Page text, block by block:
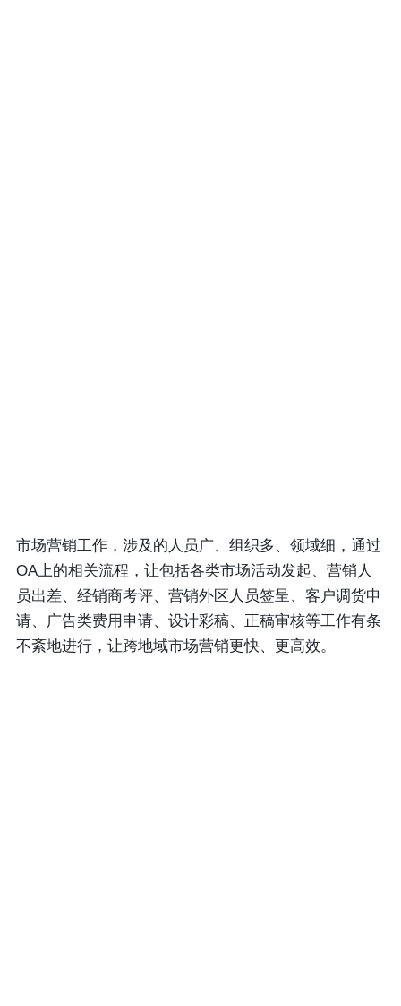
市场营销工作，涉及的人员广、组织多、领域细，通过
OA上的相关流程，让包括各类市场活动发起、营销人
员出差、经销商考评、营销外区人员签呈、客户调货申
请、广告类费用申请、设计彩稿、正稿审核等工作有条
不紊地进行，让跨地域市场营销更快、更高效。